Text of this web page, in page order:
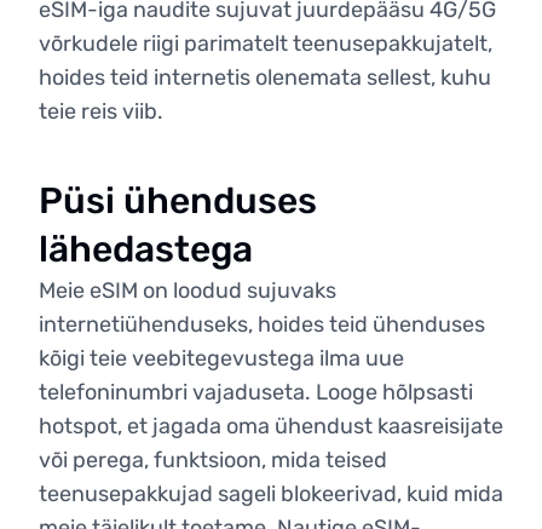
eSIM-iga naudite sujuvat juurdepääsu 4G/5G
võrkudele riigi parimatelt teenusepakkujatelt,
hoides teid internetis olenemata sellest, kuhu
teie reis viib.
Püsi ühenduses
lähedastega
Meie eSIM on loodud sujuvaks
internetiühenduseks, hoides teid ühenduses
kõigi teie veebitegevustega ilma uue
telefoninumbri vajaduseta. Looge hõlpsasti
hotspot, et jagada oma ühendust kaasreisijate
või perega, funktsioon, mida teised
teenusepakkujad sageli blokeerivad, kuid mida